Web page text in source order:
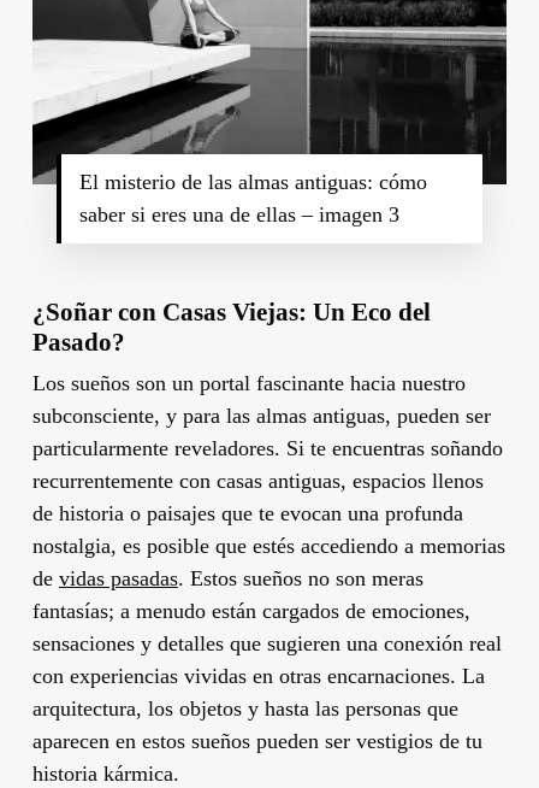
El misterio de las almas antiguas: cómo
saber si eres una de ellas – imagen 3
¿Soñar con Casas Viejas: Un Eco del
Pasado?
Los sueños son un portal fascinante hacia nuestro
subconsciente, y para las almas antiguas, pueden ser
particularmente reveladores. Si te encuentras soñando
recurrentemente con casas antiguas, espacios llenos
de historia o paisajes que te evocan una profunda
nostalgia, es posible que estés accediendo a memorias
de vidas pasadas. Estos sueños no son meras
fantasías; a menudo están cargados de emociones,
sensaciones y detalles que sugieren una conexión real
con experiencias vividas en otras encarnaciones. La
arquitectura, los objetos y hasta las personas que
aparecen en estos sueños pueden ser vestigios de tu
historia kármica.